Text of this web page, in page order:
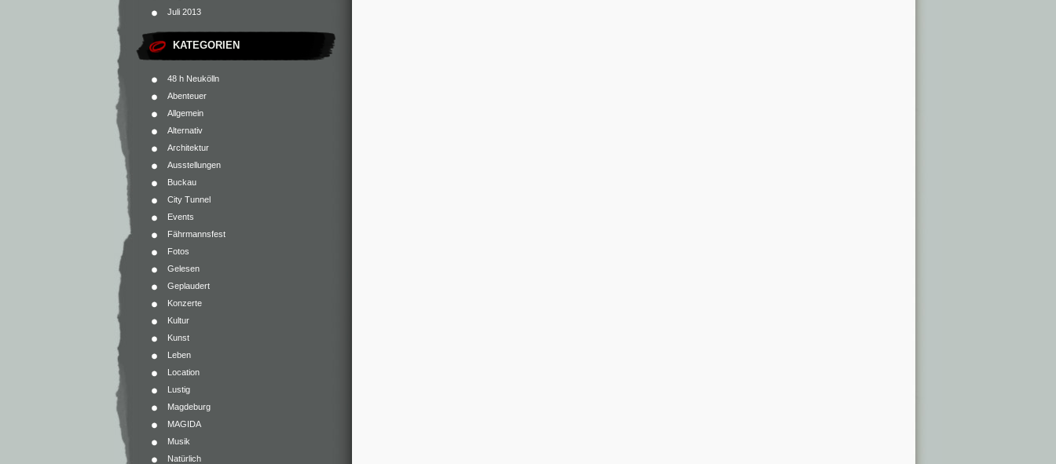
Juli 2013
KATEGORIEN
48 h Neukölln
Abenteuer
Allgemein
Alternativ
Architektur
Ausstellungen
Buckau
City Tunnel
Events
Fährmannsfest
Fotos
Gelesen
Geplaudert
Konzerte
Kultur
Kunst
Leben
Location
Lustig
Magdeburg
MAGIDA
Musik
Natürlich